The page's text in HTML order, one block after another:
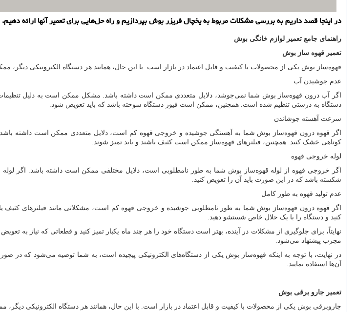
در اینجا قصد داریم به بررسی مشکلات مربوط به یخچال فریزر بوش بپردازیم و راه حل‌هایی برای تعمیر آنها ارائه دهیم.
راهنمای جامع تعمیر لوازم خانگی بوش
تعمیر قهوه ساز بوش
قهوه‌ساز بوش یکی از محصولات با کیفیت و قابل اعتماد در بازار است. با این حال، همانند هر دستگاه الکترونیکی دیگر،
عدم جوشیدن آب
اگر آب درون قهوه‌ساز بوش شما نمی‌جوشد، دلایل متعددی ممکن است داشته باشد. مشکل ممکن است به دلیل
دستگاه به درستی تنظیم شده است. همچنین، ممکن است فیوز دستگاه سوخته باشد که باید تعویض شود.
سرعت آهسته جوشاندن
اگر قهوه درون قهوه‌ساز بوش شما به آهستگی جوشیده و خروجی قهوه کم است، دلایل متعددی ممکن است داشته
کوتاهی خشک کنید. همچنین، فیلترهای قهوه‌ساز ممکن است کثیف باشند و باید تمیز شوند.
لوله خروجی قهوه
اگر خروجی قهوه از لوله قهوه‌ساز بوش شما به طور نامطلوبی است، دلایل مختلفی ممکن است داشته باشد. اگر لوله
شکسته باشد که در این صورت باید آن را تعویض کنید.
عدم تولید قهوه به طور کامل
اگر قهوه درون قهوه‌ساز بوش شما به طور نامطلوبی جوشیده و خروجی قهوه کم است، مشکلاتی مانند فیلترهای کثیف
کنید و دستگاه را با یک حلال خاص شستشو دهید.
نهایتاً، برای جلوگیری از مشکلات در آینده، بهتر است دستگاه خود را هر چند ماه یکبار تمیز کنید و قطعاتی که نیاز به
مجرب پیشنهاد می‌شود.
در نهایت، با توجه به اینکه قهوه‌ساز بوش یکی از دستگاه‌های الکترونیکی پیچیده است، به شما توصیه می‌شود که در
آن‌ها استفاده نمایید.
تعمیر جارو برقی بوش
جاروبرقی بوش یکی از محصولات با کیفیت و قابل اعتماد در بازار است. با این حال، همانند هر دستگاه الکترونیکی